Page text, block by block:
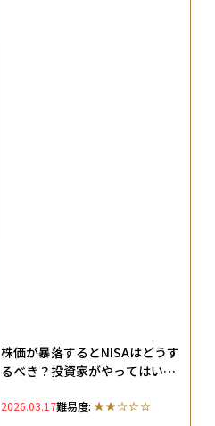
株価が暴落するとNISAはどうす
るべき？投資家がやってはいけ
2026.03.17難易度: